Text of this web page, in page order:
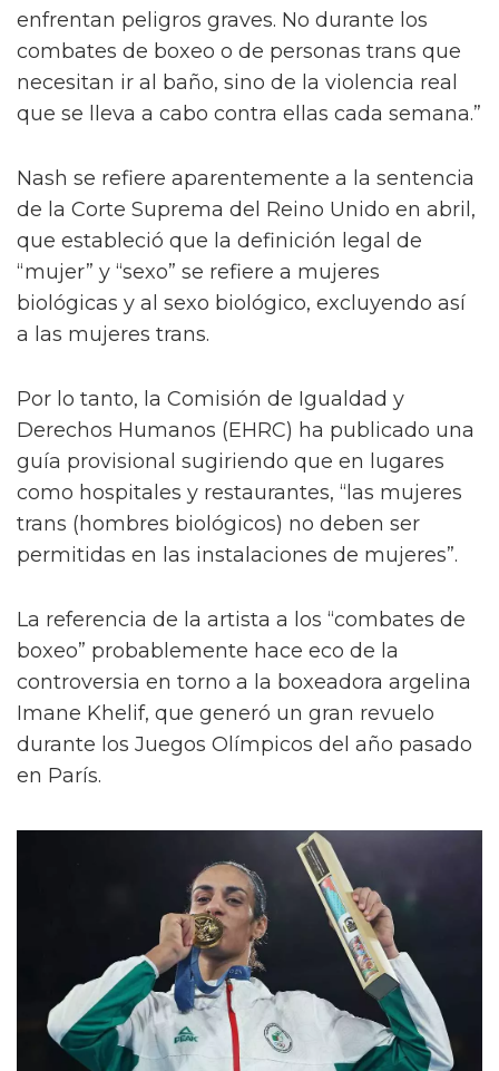
enfrentan peligros graves. No durante los
combates de boxeo o de personas trans que
necesitan ir al baño, sino de la violencia real
que se lleva a cabo contra ellas cada semana.”
Nash se refiere aparentemente a la sentencia
de la Corte Suprema del Reino Unido en abril,
que estableció que la definición legal de
“mujer” y “sexo” se refiere a mujeres
biológicas y al sexo biológico, excluyendo así
a las mujeres trans.
Por lo tanto, la Comisión de Igualdad y
Derechos Humanos (EHRC) ha publicado una
guía provisional sugiriendo que en lugares
como hospitales y restaurantes, “las mujeres
trans (hombres biológicos) no deben ser
permitidas en las instalaciones de mujeres”.
La referencia de la artista a los “combates de
boxeo” probablemente hace eco de la
controversia en torno a la boxeadora argelina
Imane Khelif, que generó un gran revuelo
durante los Juegos Olímpicos del año pasado
en París.